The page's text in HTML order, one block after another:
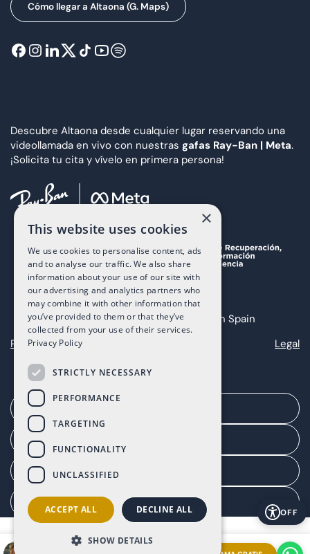
Cómo llegar a Altaona (G. Maps)
Descubre Altaona desde cualquier lugar reservando una
videollamada en vivo con nuestras gafas Ray-Ban | Meta.
¡Solicita tu cita y vívelo en primera persona!
Copyright 2025 The Art of Living in Spain
Privacy
Legal
Gestionar consentimiento
OFF
×
This website uses cookies
We use cookies to personalise content, ads
and to analyse our traffic. We also share
information about your use of our site with
our advertising and analytics partners who
may combine it with other information that
you’ve provided to them or that they’ve
collected from your use of their services.
Privacy Policy
STRICTLY NECESSARY
PERFORMANCE
TARGETING
FUNCTIONALITY
UNCLASSIFIED
ACCEPT ALL DECLINE ALL
SHOW DETAILS